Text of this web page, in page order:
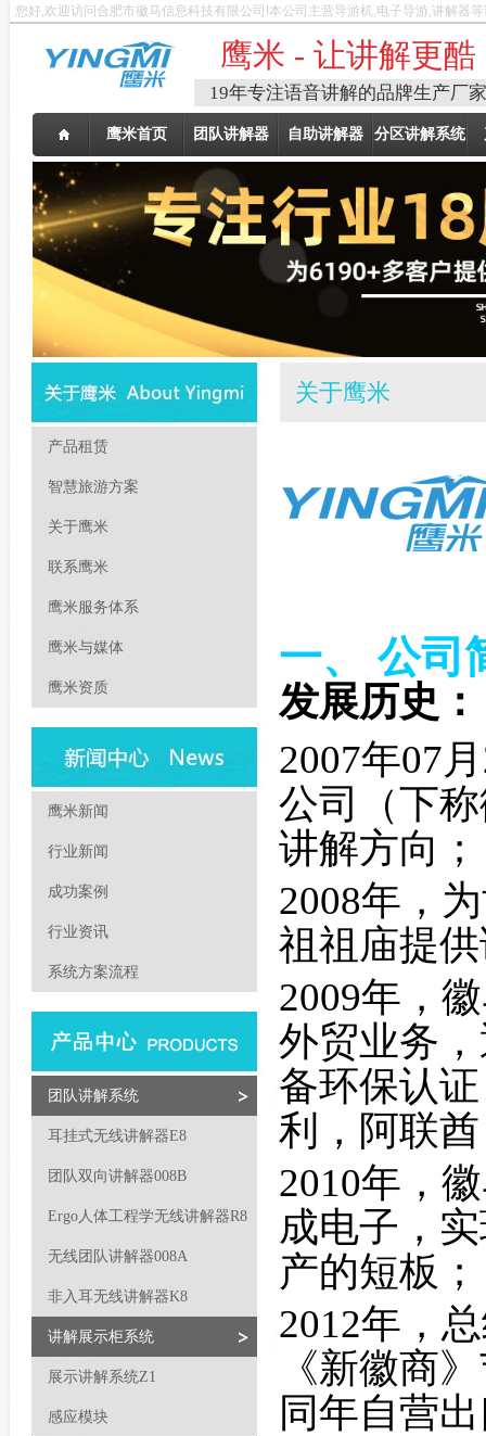
您好,欢迎访问合肥市徽马信息科技有限公司!本公司主营导游机,电子导游,讲解器
鹰米 - 让讲解更酷
19年专注语音讲解的品牌生产厂家
鹰米首页 团队讲解器 自助讲解器 分区讲解系统
产品租赁
智慧旅游方案
关于鹰米
联系鹰米
鹰米服务体系
鹰米与媒体
鹰米资质
鹰米新闻
行业新闻
成功案例
行业资讯
系统方案流程
团队讲解系统
耳挂式无线讲解器E8
团队双向讲解器008B
Ergo人体工程学无线讲解器R8
无线团队讲解器008A
非入耳无线讲解器K8
讲解展示柜系统
展示讲解系统Z1
感应模块
关于鹰米
一、 公司
发展历史：
2007年07
公司（下
讲解方向；
2008年，
祖祖庙提
2009年，
外贸业务
备环保认
利，阿联
2010年，
成电子，
产的短板；
2012年，
《新徽商
同年自营